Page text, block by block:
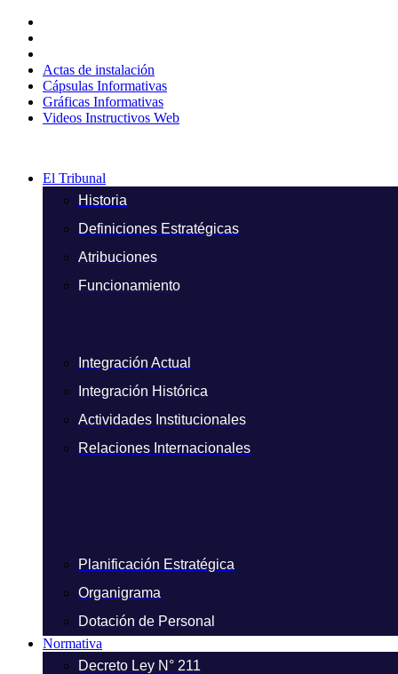
contenido
Actas de instalación
Cápsulas Informativas
Gráficas Informativas
Videos Instructivos Web
El Tribunal
Historia
Definiciones Estratégicas
Atribuciones
Funcionamiento
Integración Actual
Integración Histórica
Actividades Institucionales
Relaciones Internacionales
Planificación Estratégica
Organigrama
Dotación de Personal
Normativa
Decreto Ley N° 211